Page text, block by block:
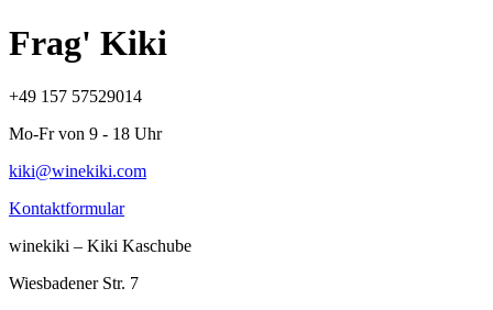
Frag' Kiki
+49 157 57529014
Mo-Fr von 9 - 18 Uhr
kiki@winekiki.com
Kontaktformular
winekiki – Kiki Kaschube
Wiesbadener Str. 7